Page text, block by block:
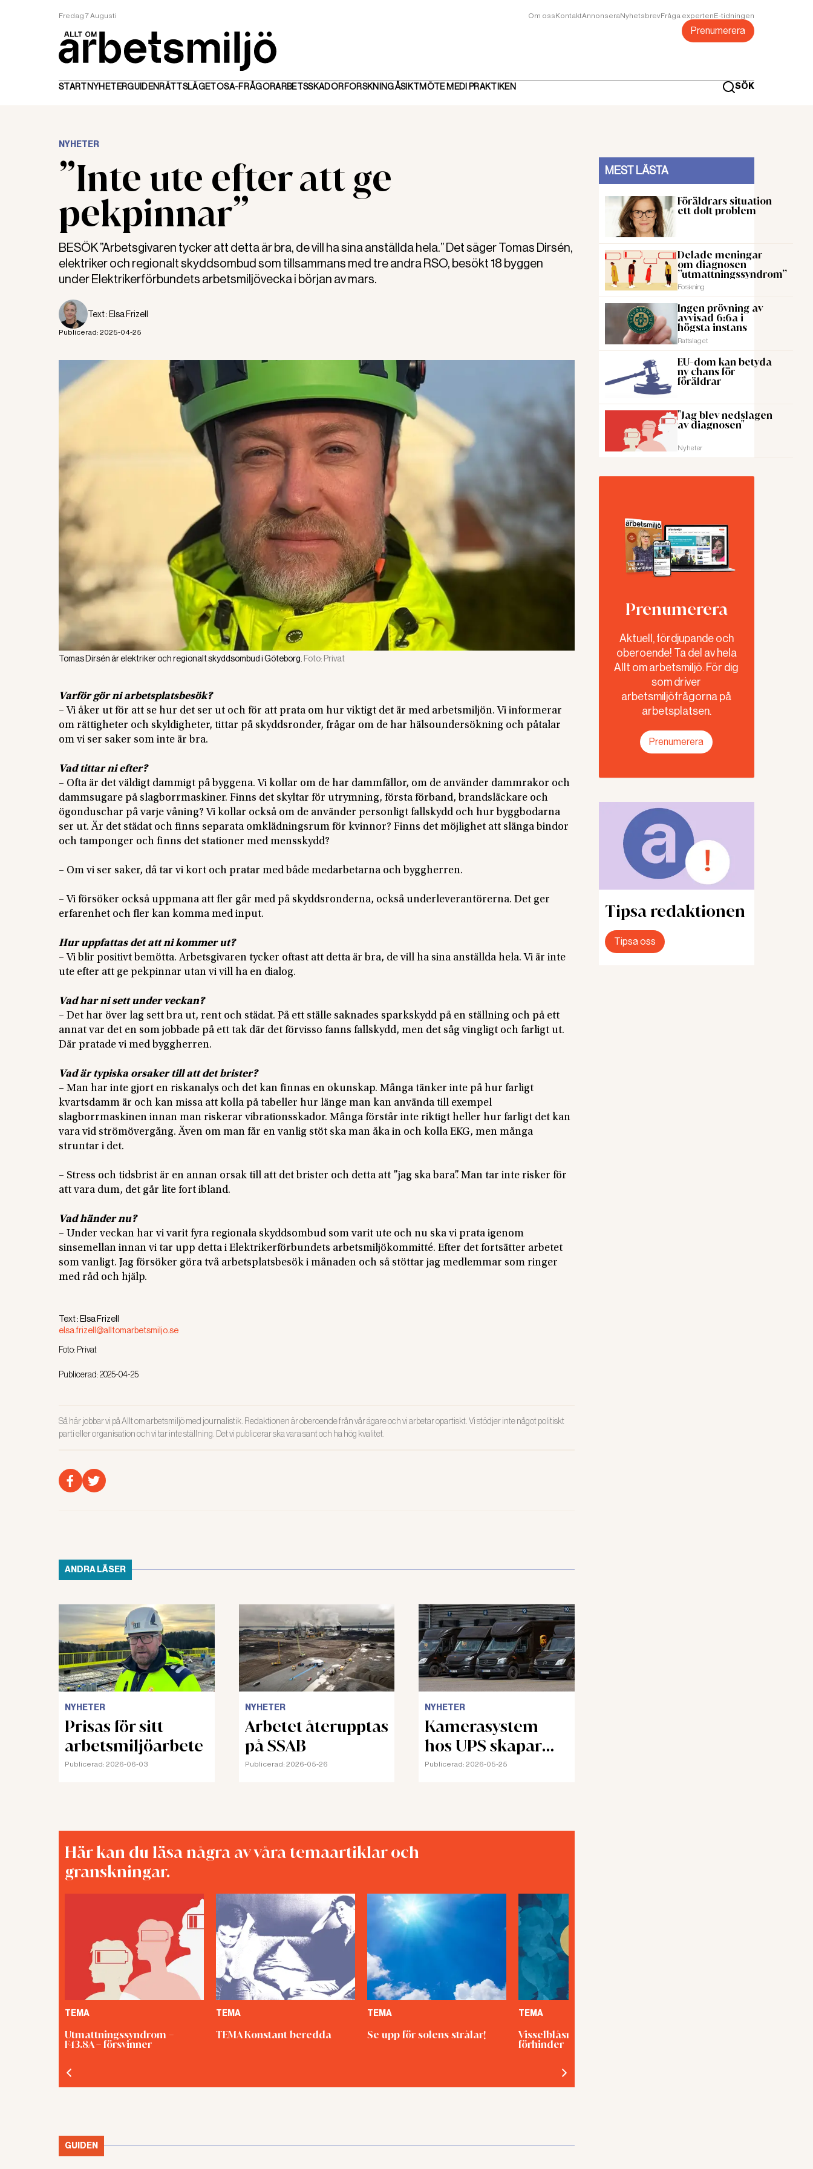
Fredag 7 Augusti Om ossKontaktAnnonseraNyhetsbrevFråga expertenE-tidningen
Prenumerera
STARTNYHETERGUIDEN RÄTTSLÄGETOSA-FRÅGORARBETSSKADORFORSKNINGÅSIKTMÖTE MED I PRAKTIKEN SÖK
NYHETER
”Inte ute efter att ge
pekpinnar”
BESÖK ”Arbetsgivaren tycker att detta är bra, de vill ha sina anställda hela.” Det säger Tomas Dirsén,
elektriker och regionalt skyddsombud som tillsammans med tre andra RSO, besökt 18 byggen
under Elektrikerförbundets arbetsmiljövecka i början av mars.
Text : Elsa Frizell
Publicerad: 2025-04-25
Tomas Dirsén är elektriker och regionalt skyddsombud i Göteborg. Foto: Privat
Varför gör ni arbetsplatsbesök?
– Vi åker ut för att se hur det ser ut och för att prata om hur viktigt det är med arbetsmiljön. Vi informerar
om rättigheter och skyldigheter, tittar på skyddsronder, frågar om de har hälsoundersökning och påtalar
om vi ser saker som inte är bra.
Vad tittar ni efter?
– Ofta är det väldigt dammigt på byggena. Vi kollar om de har dammfällor, om de använder dammrakor och
dammsugare på slagborrmaskiner. Finns det skyltar för utrymning, första förband, brandsläckare och
ögonduschar på varje våning? Vi kollar också om de använder personligt fallskydd och hur byggbodarna
ser ut. Är det städat och finns separata omklädningsrum för kvinnor? Finns det möjlighet att slänga bindor
och tamponger och finns det stationer med mensskydd?
– Om vi ser saker, då tar vi kort och pratar med både medarbetarna och byggherren.
– Vi försöker också uppmana att fler går med på skyddsronderna, också underleverantörerna. Det ger
erfarenhet och fler kan komma med input.
Hur uppfattas det att ni kommer ut?
– Vi blir positivt bemötta. Arbetsgivaren tycker oftast att detta är bra, de vill ha sina anställda hela. Vi är inte
ute efter att ge pekpinnar utan vi vill ha en dialog.
Vad har ni sett under veckan?
– Det har över lag sett bra ut, rent och städat. På ett ställe saknades sparkskydd på en ställning och på ett
annat var det en som jobbade på ett tak där det förvisso fanns fallskydd, men det såg vingligt och farligt ut.
Där pratade vi med byggherren.
Vad är typiska orsaker till att det brister?
– Man har inte gjort en riskanalys och det kan finnas en okunskap. Många tänker inte på hur farligt
kvartsdamm är och kan missa att kolla på tabeller hur länge man kan använda till exempel
slagborrmaskinen innan man riskerar vibrationsskador. Många förstår inte riktigt heller hur farligt det kan
vara vid strömövergång. Även om man får en vanlig stöt ska man åka in och kolla EKG, men många
struntar i det.
– Stress och tidsbrist är en annan orsak till att det brister och detta att ”jag ska bara”. Man tar inte risker för
att vara dum, det går lite fort ibland.
Vad händer nu?
– Under veckan har vi varit fyra regionala skyddsombud som varit ute och nu ska vi prata igenom
sinsemellan innan vi tar upp detta i Elektrikerförbundets arbetsmiljökommitté. Efter det fortsätter arbetet
som vanligt. Jag försöker göra två arbetsplatsbesök i månaden och så stöttar jag medlemmar som ringer
med råd och hjälp.
Text :Elsa Frizell
elsa.frizell@alltomarbetsmiljo.se
Foto: Privat
Publicerad:2025-04-25
Så här jobbar vi på Allt om arbetsmiljö med journalistik. Redaktionen är oberoende från vår ägare och vi arbetar opartiskt. Vi stödjer inte något politiskt
parti eller organisation och vi tar inte ställning. Det vi publicerar ska vara sant och ha hög kvalitet.
ANDRA LÄSER
NYHETER
Prisas för sitt
arbetsmiljöarbete
Publicerad: 2026-06-03
NYHETER
Arbetet återupptas
på SSAB
Publicerad: 2026-05-26
NYHETER
Kamerasystem
hos UPS skapar
stress och oro
Publicerad: 2026-05-25
Här kan du läsa några av våra temaartiklar och
granskningar.
TEMA
Utmattningssyndrom –
F43.8A – försvinner
TEMA
TEMA Konstant beredda
TEMA
Se upp för solens strålar!
TEMA
Visselblåsning med
förhinder
GUIDEN
MEST LÄSTA
Föräldrars situation
ett dolt problem
Delade meningar
om diagnosen
”utmattningssyndrom”
Forskning
Ingen prövning av
avvisad 6:6a i
högsta instans
Rattslaget
EU-dom kan betyda
ny chans för
föräldrar
"Jag blev nedslagen
av diagnosen"
Nyheter
Prenumerera
Aktuell, fördjupande och
oberoende! Ta del av hela
Allt om arbetsmiljö. För dig
som driver
arbetsmiljöfrågorna på
arbetsplatsen.
Prenumerera
Tipsa redaktionen
Tipsa oss